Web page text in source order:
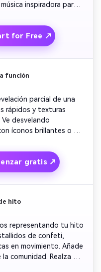
inspiradora para
for Free ↗
función
parcial de una
rápidos y texturas
desvelando
íconos brillantes o
para el usuario.
invita a los
espectadores a probarlo hoy mismo.
gratis ↗
hito
representando tu hito
de confeti,
en movimiento. Añade
comunidad. Realza